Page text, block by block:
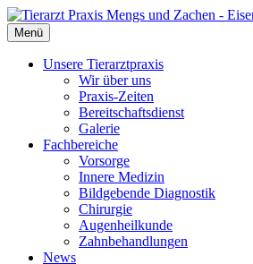
Menü
Unsere Tierarztpraxis
Wir über uns
Praxis-Zeiten
Bereitschaftsdienst
Galerie
Fachbereiche
Vorsorge
Innere Medizin
Bildgebende Diagnostik
Chirurgie
Augenheilkunde
Zahnbehandlungen
News